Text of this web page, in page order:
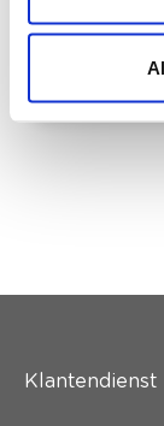
van je
Klantendienst